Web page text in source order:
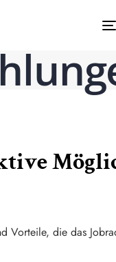
Vorteile, die das